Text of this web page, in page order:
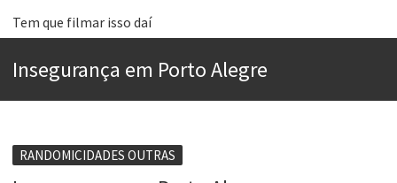
Tem que filmar isso daí
Aprender a fracassar é o segredo do sucesso
Esse tal de Rock Gaúcho
Insegurança em Porto Alegre
RANDOMICIDADES OUTRAS